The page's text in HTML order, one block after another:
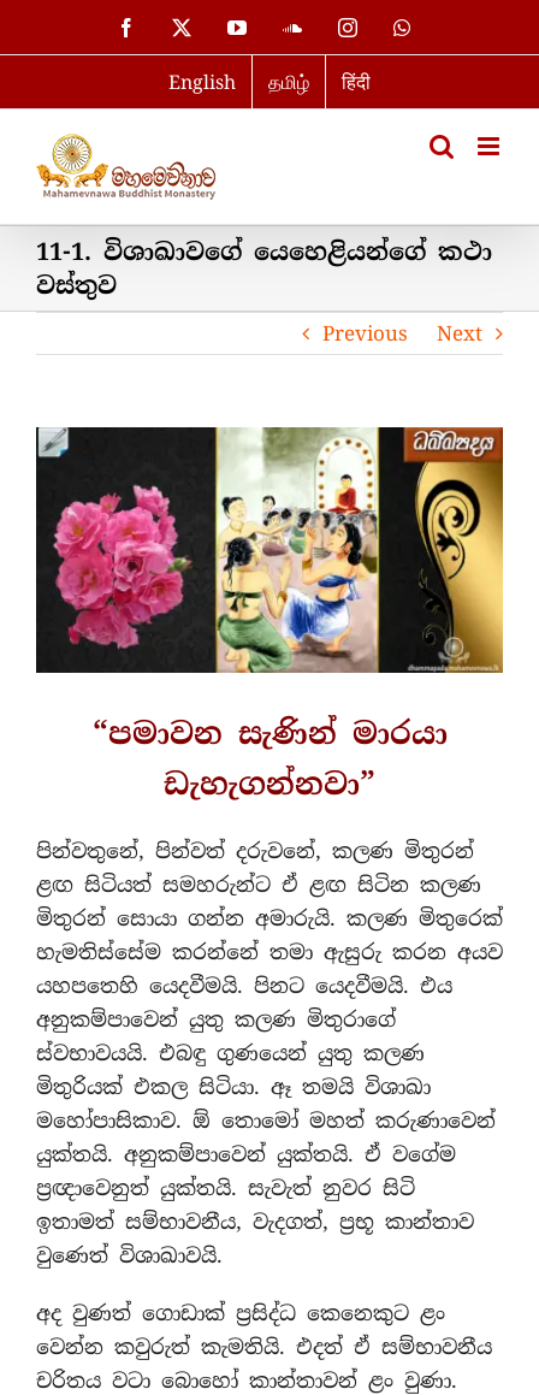
to
Facebook YouTubeSoundCloud
InstagramWhatsApp
English தமிழ் हिंदी
11-1. විශාඛාවගේ යෙහෙළියන්ගේ කථා
වස්තුව
Previous Next
“පමාවන සැණින් මාරයා
ඩැහැගන්නවා”
පින්වතුනේ, පින්වත් දරුවනේ, කලණ මිතුරන්
ළඟ සිටියත් සමහරුන්ට ඒ ළඟ සිටින කලණ
මිතුරන් සොයා ගන්න අමාරුයි. කලණ මිතුරෙක්
හැමතිස්සේම කරන්නේ තමා ඇසුරු කරන අයව
යහපතෙහි යෙදවීමයි. පිනට යෙදවීමයි. එය
අනුකම්පාවෙන් යුතු කලණ මිතුරාගේ
ස්වභාවයයි. එබඳු ගුණයෙන් යුතු කලණ
මිතුරියක් එකල සිටියා. ඈ තමයි විශාඛා
මහෝපාසිකාව. ඕ තොමෝ මහත් කරුණාවෙන්
යුක්තයි. අනුකම්පාවෙන් යුක්තයි. ඒ වගේම
ප්‍රඥාවෙනුත් යුක්තයි. සැවැත් නුවර සිටි
ඉතාමත් සම්භාවනීය, වැදගත්, ප්‍රභූ කාන්තාව
වුණෙත් විශාඛාවයි.
අද වුණත් ගොඩාක් ප්‍රසිද්ධ කෙනෙකුට ළං
වෙන්න කවුරුත් කැමතියි. එදත් ඒ සම්භාවනීය
චරිතය වටා බොහෝ කාන්තාවන් ළං වුණා.